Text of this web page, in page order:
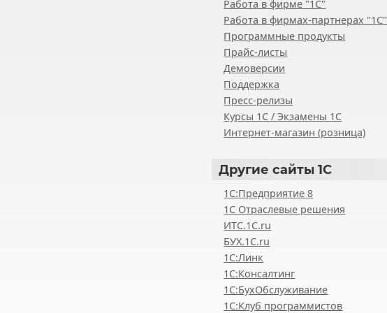
Работа в фирме "1С"
Работа в фирмах-партнерах "1С"
Программные продукты
Прайс-листы
Демоверсии
Поддержка
Пресс-релизы
Курсы 1С / Экзамены 1С
Интернет-магазин (розница)
Другие сайты 1С
1С:Предприятие 8
1С Отраслевые решения
ИТС.1C.ru
БУХ.1С.ru
1С:Линк
1С:Консалтинг
1С:БухОбслуживание
1С:Клуб программистов